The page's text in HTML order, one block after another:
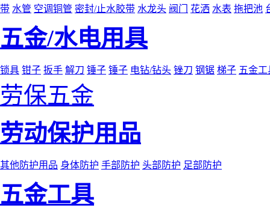
带 水管 空调铜管 密封/止水胶带 水龙头 阀门 花洒 水表 拖把池
五金/水电用具
锁具 钳子 扳手 解刀 锤子 锤子 电钻/钻头 锉刀 钢锯 梯子 五金
劳保五金
劳动保护用品
其他防护用品 身体防护 手部防护 头部防护 足部防护
五金工具